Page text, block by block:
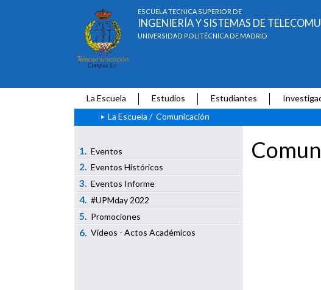
ESCUELA TÉCNICA SUPERIOR DE
INGENIERÍA Y SISTEMAS DE
UNIVERSIDAD POLITÉCNICA DE MADRID
La Escuela Estudios Estudiantes
La Escuela / Comunicación
1. Eventos
2. Eventos Históricos
3. Eventos Informe
4. #UPMday 2022
5. Promociones
6. Vídeos - Actos Académicos